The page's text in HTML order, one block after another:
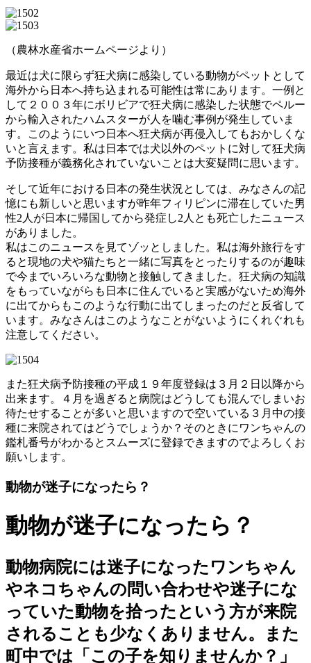
（農林水産省ホームページより）
最近は犬に限らず狂犬病に感染している動物がペットとして
海外から日本へ持ち込まれる可能性は常にあります。一例と
して２００３年にボリビアで狂犬病に感染した状態でペルー
から輸入されたハムスターが人を噛む事例が発生していま
す。このようにいつ日本へ狂犬病が再侵入してもおかしくな
いと言えます。私は日本では犬以外のペットに対して狂犬病
予防接種が義務化されていないことは大変疑問に思います。
そして近年における日本の発生状況としては、みなさんの記
憶にも新しいと思いますが昨年フィリピンに滞在していた男
性2人が日本に帰国してから発症し2人とも死亡したニュース
がありました。
私はこのニュースを見てゾッとしました。私は海外旅行をす
ると現地の犬や猫たちと一緒に写真をとったりするのが趣味
で今までいろいろな動物と接触してきました。狂犬病の知識
をもっていながらも日本に住んでいると実感がないため海外
に出てからもこのような行動に出てしまったのだと反省して
います。みなさんはこのようなことがないようにくれぐれも
注意してください。
また狂犬病予防接種の平成１９年度登録は３月２日以降から
出来ます。４月を過ぎると病院はどうしても混んでしまいお
待たせすることが多いと思いますので空いている３月中の接
種に来院されてはどうでしょうか？そのときにワンちゃんの
鑑札番号がわかるとスムーズに登録できますのでよろしくお
願いします。
動物が迷子になったら？
動物が迷子になったら？
動物病院には迷子になったワンちゃん
やネコちゃんの問い合わせや迷子にな
っていた動物を拾ったという方が来院
されることも少なくありません。また
町中では「この子を知りませんか？」